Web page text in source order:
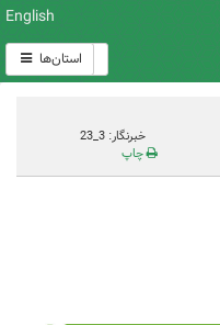
English
استان‌ها
خبرنگار: 3_23
چاپ